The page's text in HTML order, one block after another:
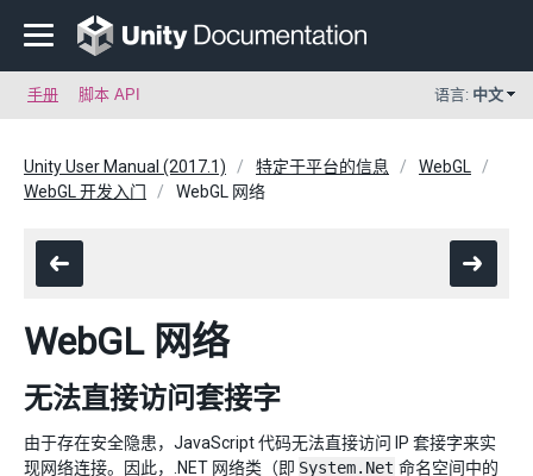
手册 脚本 API 语言: 中文
Unity User Manual (2017.1) 特定于平台的信息
WebGL
WebGL 开发入门
WebGL 网络
WebGL 网络
无法直接访问套接字
由于存在安全隐患，JavaScript 代码无法直接访问 IP 套接字来实
现网络连接。因此，.NET 网络类（即 System.Net 命名空间中的